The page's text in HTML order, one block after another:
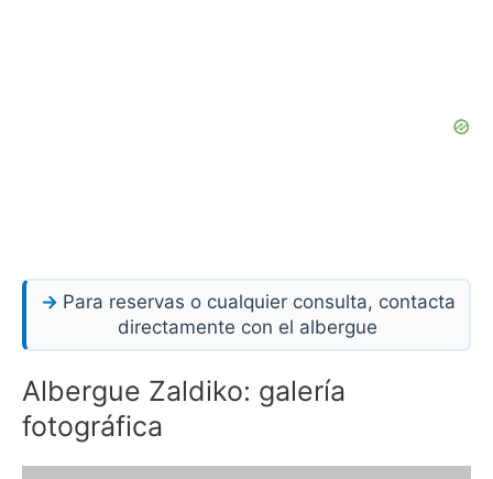
Para reservas o cualquier consulta, contacta
directamente con el albergue
Albergue Zaldiko: galería
fotográfica